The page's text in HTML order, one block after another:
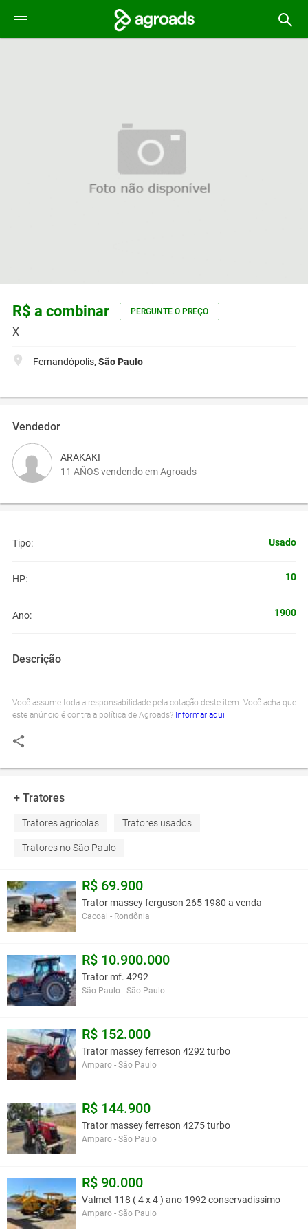
R$ a combinar PERGUNTE O PREÇO
X
Fernandópolis, São Paulo
Vendedor
ARAKAKI
11 AÑOS vendendo em Agroads
Tipo: Usado
HP: 10
Ano: 1900
Descrição
Você assume toda a responsabilidade pela cotação deste item. Você acha que
este anúncio é contra a política de Agroads? Informar aqui
+ Tratores
Tratores agrícolas Tratores usados
Tratores no São Paulo
R$ 69.900
Trator massey ferguson 265 1980 a venda
Cacoal - Rondônia
R$ 10.900.000
Trator mf. 4292
São Paulo - São Paulo
R$ 152.000
Trator massey ferreson 4292 turbo
Amparo - São Paulo
R$ 144.900
Trator massey ferreson 4275 turbo
Amparo - São Paulo
R$ 90.000
Valmet 118 ( 4 x 4 ) ano 1992 conservadissimo
Amparo - São Paulo